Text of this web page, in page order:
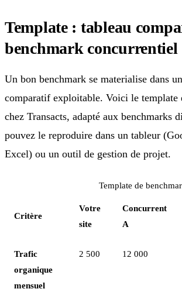
Template : tableau
benchmark concurrentiel
Un bon benchmark se materialise dans
comparatif exploitable. Voici le template
chez Transacts, adapté aux benchmarks
pouvez le reproduire dans un tableur
Excel) ou un outil de gestion de projet.
Template de
Critère
Votre
site
Concurrent
A
Trafic
organique
mensuel
2 500 12 000